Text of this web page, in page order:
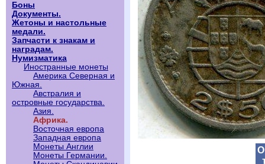
Боны
Документы.
Жетоны и настольные
медали.
Запчасти к знакам и
наградам.
Нумизматика
Иностранные монеты
Америка Северная и
Южная.
Австралия и
островные государства.
Азия.
Африка.
Восточная европа
Западная европа
Монеты Англии
Монеты Германии.